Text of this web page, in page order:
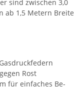
sind zwischen 3,0
ab 1,5 Metern Breite
Rost
für einfaches Be-